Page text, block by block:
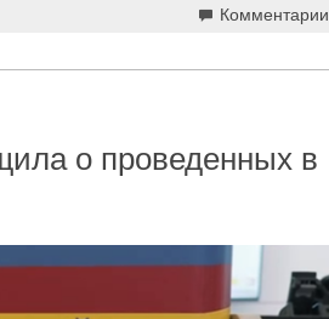
Комментарии
о проведенных в